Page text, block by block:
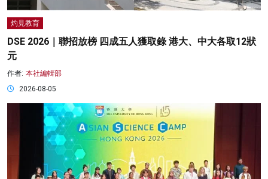
灼見教育
DSE 2026｜聯招放榜 四成五人獲取錄 港大、中大各取12狀
元
作者: 本社編輯部
2026-08-05